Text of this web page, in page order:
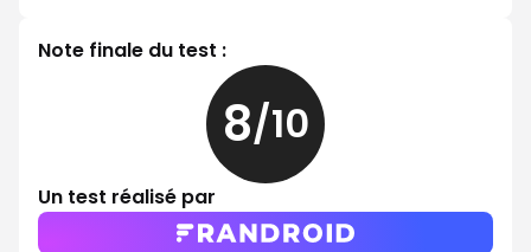
Note finale du test :
8/10
10
Un test réalisé par